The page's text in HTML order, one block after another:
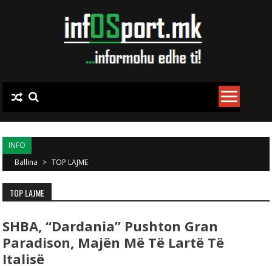
INFO
Ballina > TOP LAJME
TOP LAJME
SHBA, “Dardania” Pushton Gran
Paradison, Majën Më Të Lartë Të
Italisë